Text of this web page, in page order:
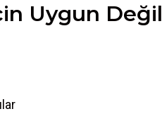
Uygun Değil